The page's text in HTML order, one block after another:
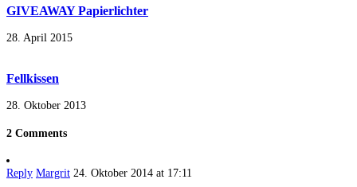
GIVEAWAY Papierlichter
28. April 2015
Fellkissen
28. Oktober 2013
2 Comments
Reply Margrit 24. Oktober 2014 at 17:11